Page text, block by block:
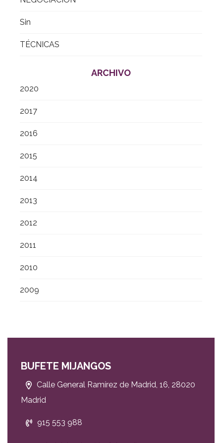
Sin
TÉCNICAS
ARCHIVO
2020
2017
2016
2015
2014
2013
2012
2011
2010
2009
BUFETE MIJANGOS
Calle General Ramírez de Madrid, 16, 28020
Madrid
915 553 988